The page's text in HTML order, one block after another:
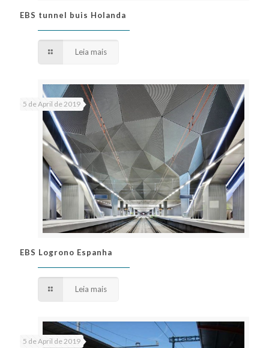
EBS tunnel buis Holanda
EBS tunnel buis Holanda
Leia mais
EBS Logrono Espanha
5 de April de 2019
EBS Logrono Espanha
Leia mais
5 de April de 2019